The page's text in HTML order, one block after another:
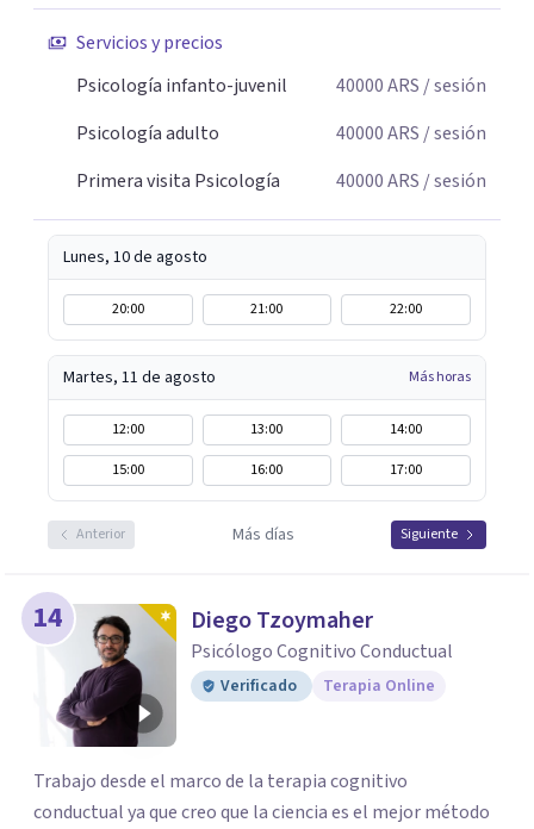
Servicios y precios
Psicología infanto-juvenil
40000ARS / sesión
Psicología adulto
40000ARS / sesión
Primera visita Psicología
40000ARS / sesión
Lunes, 10 de agosto
20:00 21:00 22:00
Martes, 11 de agosto Más horas
12:00 13:00
14:00
15:00
16:00 17:00
Anterior Más días Siguiente
14 Diego Tzoymaher
Psicólogo Cognitivo Conductual
Verificado Terapia Online
Trabajo desde el marco de la terapia cognitivo
conductual ya que creo que la ciencia es el mejor método